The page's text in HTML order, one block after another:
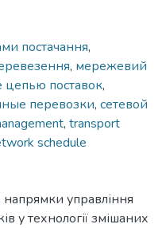
постачання,
, мережевий
цепью поставок,
перевозки, сетевой
, transport
schedule
управління
у технології змішаних